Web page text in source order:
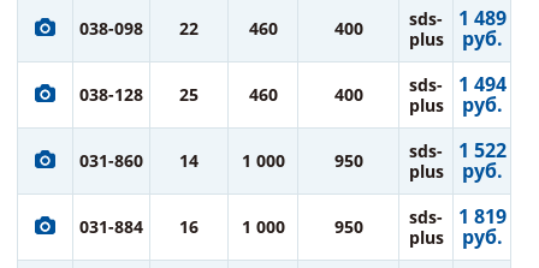
038-098 22 460 400
sds-
plus
1 489
руб.
038-128 25 460 400
sds-
plus
1 494
руб.
031-860 14 1 000 950
sds-
plus
1 522
руб.
031-884 16 1 000 950
sds-
plus
1 819
руб.